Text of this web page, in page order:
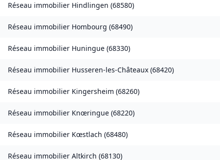
Réseau immobilier Hindlingen (68580)
Réseau immobilier Hombourg (68490)
Réseau immobilier Huningue (68330)
Réseau immobilier Husseren-les-Châteaux (68420)
Réseau immobilier Kingersheim (68260)
Réseau immobilier Knœringue (68220)
Réseau immobilier Kœstlach (68480)
Réseau immobilier Altkirch (68130)